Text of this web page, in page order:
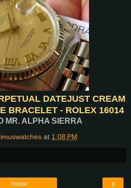
DATEJUST CREAM
BRACELET - ROLEX 16014
MR. ALPHA SIERRA
at 1:08 PM
›
Home